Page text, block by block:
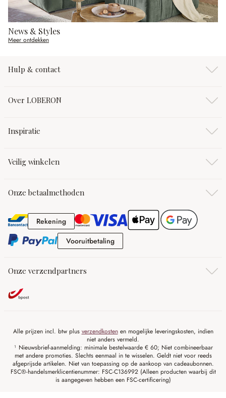
News & Styles
Meer ontdekken
Hulp & contact
Over LOBERON
Inspiratie
Veilig winkelen
Onze betaalmethoden
RekeningRekening
VooruitbetalingVooruitbetaling
Onze verzendpartners
Alle prijzen incl. btw plus verzendkostenen mogelijke leveringskosten, indien
niet anders vermeld.
¹ Nieuwsbrief-aanmelding: minimale bestelwaarde € 60; Niet combineerbaar
met andere promoties. Slechts eenmaal in te wisselen. Geldt niet voor reeds
afgeprijsde artikelen. Niet van toepassing op de aankoop van cadeaubonnen.
FSC®-handelsmerklicentienummer: FSC-C136992 (Alleen producten waarbij dit
is aangegeven hebben een FSC-certificering)